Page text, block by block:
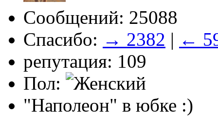
Сообщений: 25088
Спасибо: → 2382 | ←
репутация: 109
Пол:
"Наполеон" в юбке :)